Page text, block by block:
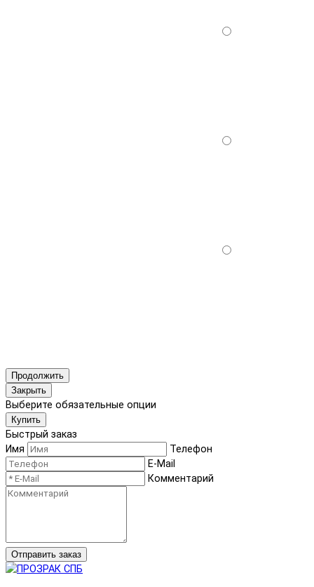
Продолжить
Закрыть
Выберите обязательные опции
Купить
Быстрый заказ
Имя
Телефон
E-Mail
Комментарий
Отправить заказ